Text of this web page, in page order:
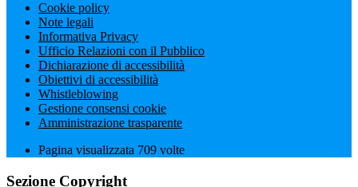
Cookie policy
Note legali
Informativa Privacy
Ufficio Relazioni con il Pubblico
Dichiarazione di accessibilità
Obiettivi di accessibilità
Whistleblowing
Gestione consensi cookie
Amministrazione trasparente
Pagina visualizzata 709 volte
Sezione Copyright